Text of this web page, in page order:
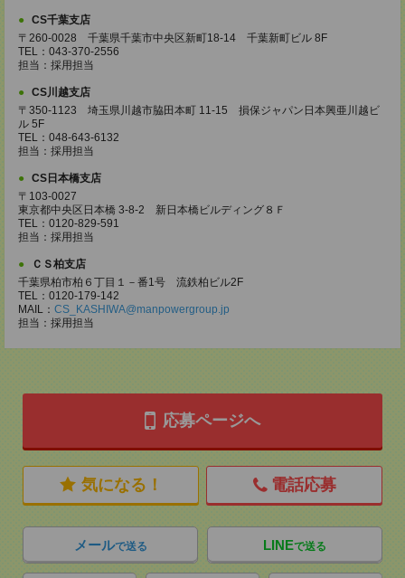
CS千葉支店
〒260-0028 千葉県千葉市中央区新町18-14 千葉新町ビル 8F
TEL：043-370-2556
担当：採用担当
CS川越支店
〒350-1123 埼玉県川越市脇田本町 11-15 損保ジャパン日本興亜川越ビ
ル 5F
TEL：048-643-6132
担当：採用担当
CS日本橋支店
〒103-0027
東京都中央区日本橋 3-8-2 新日本橋ビルディング８Ｆ
TEL：0120-829-591
担当：採用担当
ＣＳ柏支店
千葉県柏市柏６丁目１－番1号 流鉄柏ビル2F
TEL：0120-179-142
MAIL： CS_KASHIWA@manpowergroup.jp
担当：採用担当
応募ページへ
気になる！ 電話応募
メールで送る LINEで送る